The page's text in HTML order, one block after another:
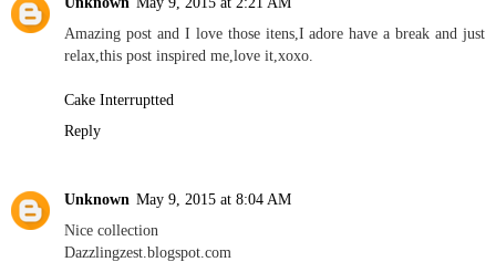
Amazing post and I love those itens,I adore have a break and just
relax,this post inspired me,love it,xoxo.
Cake Interruptted
Reply
Unknown May 9, 2015 at 8:04 AM
Nice collection
Dazzlingzest.blogspot.com